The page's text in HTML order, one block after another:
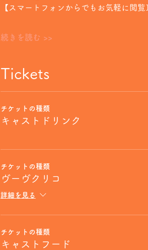
【スマートフォンからでもお気軽に閲覧
続きを読む >>
Tickets
チケットの種類
キャストドリンク
チケットの種類
ヴーヴクリコ
詳細を見る
チケットの種類
キャストフード